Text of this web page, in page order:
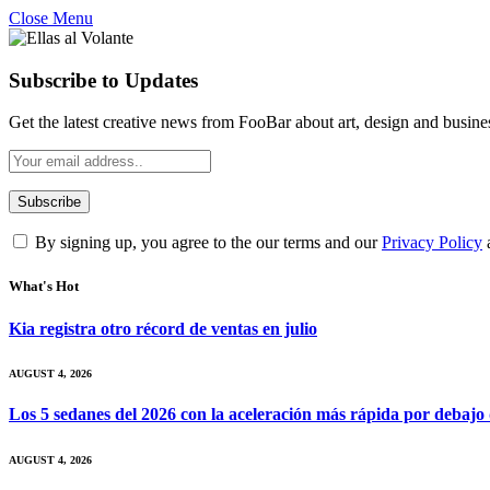
Close Menu
Subscribe to Updates
Get the latest creative news from FooBar about art, design and
By signing up, you agree to the our terms and ourPrivacy Policy
What's Hot
Kia registra otro récord de ventas en julio
AUGUST 4, 2026
Los 5 sedanes del 2026 con la aceleración más rápida por debajo
AUGUST 4, 2026